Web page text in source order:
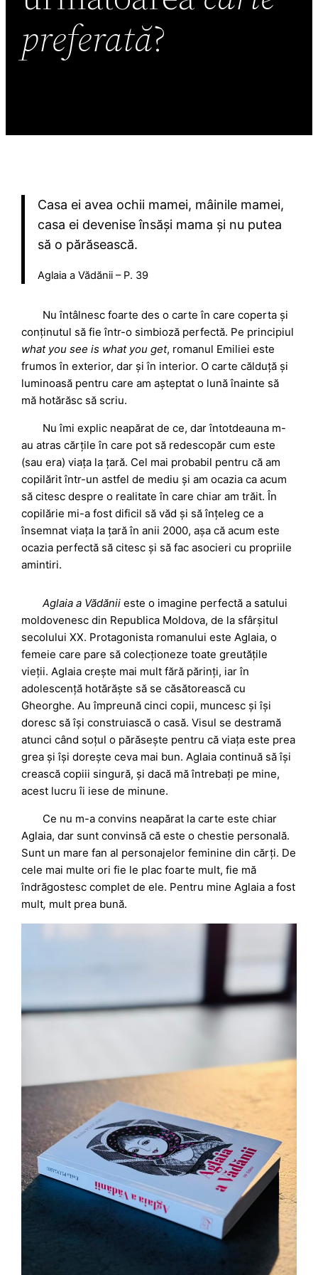
preferată?
Casa ei avea ochii mamei, mâinile mamei,
casa ei devenise însăși mama și nu putea
să o părăsească.
Aglaia a Vădănii – P. 39
Nu întâlnesc foarte des o carte în care coperta și
conținutul să fie într-o simbioză perfectă. Pe principiul
what you see is what you get, romanul Emiliei este
frumos în exterior, dar și în interior. O carte călduță și
luminoasă pentru care am așteptat o lună înainte să
mă hotărăsc să scriu.
Nu îmi explic neapărat de ce, dar întotdeauna m-
au atras cărțile în care pot să redescopăr cum este
(sau era) viața la țară. Cel mai probabil pentru că am
copilărit într-un astfel de mediu și am ocazia ca acum
să citesc despre o realitate în care chiar am trăit. În
copilărie mi-a fost dificil să văd și să înțeleg ce a
însemnat viața la țară în anii 2000, așa că acum este
ocazia perfectă să citesc și să fac asocieri cu propriile
amintiri.
Aglaia a Vădănii este o imagine perfectă a satului
moldovenesc din Republica Moldova, de la sfârșitul
secolului XX. Protagonista romanului este Aglaia, o
femeie care pare să colecționeze toate greutățile
vieții. Aglaia crește mai mult fără părinți, iar în
adolescență hotărăște să se căsătorească cu
Gheorghe. Au împreună cinci copii, muncesc și își
doresc să își construiască o casă. Visul se destramă
atunci când soțul o părăsește pentru că viața este prea
grea și își dorește ceva mai bun. Aglaia continuă să își
crească copiii singură, și dacă mă întrebați pe mine,
acest lucru îi iese de minune.
Ce nu m-a convins neapărat la carte este chiar
Aglaia, dar sunt convinsă că este o chestie personală.
Sunt un mare fan al personajelor feminine din cărți. De
cele mai multe ori fie le plac foarte mult, fie mă
îndrăgostesc complet de ele. Pentru mine Aglaia a fost
mult, mult prea bună.